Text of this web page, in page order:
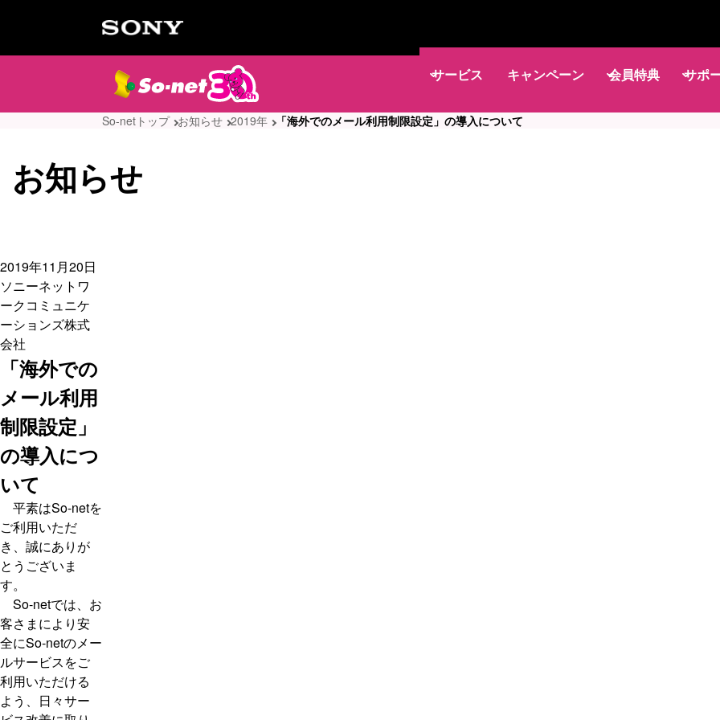
サービス キャンペーン 会員特典 サポ
So-netトップ お知らせ 2019年 「海外でのメール利用制限設定」の導入について
お知らせ
2019年11月20日
ソニーネットワ
ークコミュニケ
ーションズ株式
会社
「海外での
メール利用
制限設定」
の導入につ
いて
平素はSo-netを
ご利用いただ
き、誠にありが
とうございま
す。
So-netでは、お
客さまにより安
全にSo-netのメー
ルサービスをご
利用いただける
よう、日々サー